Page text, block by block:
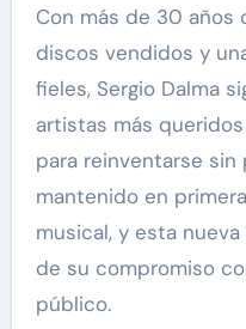
Con más de 30 años
discos vendidos y
fieles, Sergio Dalma
artistas más
para reinventarse
mantenido en
musical, y esta
de su compromiso
público.